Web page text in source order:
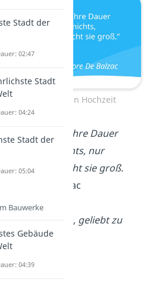
zur Eisernen Hochzeit
Glauben an ihre Dauer
die Liebe nichts, nur
macht sie groß.
Honore De Balzac
lieben ist Segen, geliebt zu
Glück.
Stadt der
02:47
Stadt
04:24
Stadt der
05:04
Bauwerke
Gebäude
04:39